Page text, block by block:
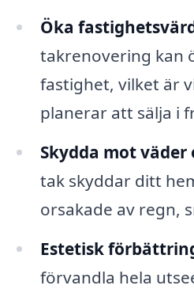
Öka
takrenovering kan
fastighet, vilket är
planerar att sälja i
Skydda mot väder
tak skyddar ditt
orsakade av regn,
Estetisk
förvandla hela